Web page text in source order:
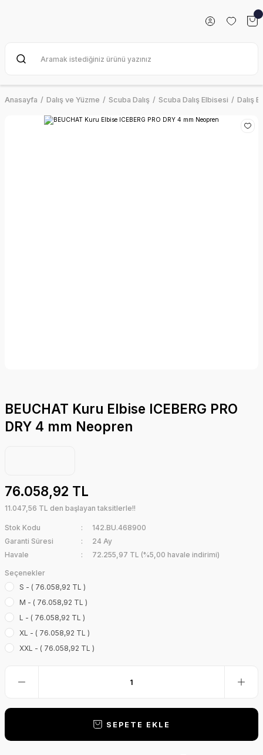
Anasayfa Dalış ve Yüzme Scuba Dalış Scuba Dalış Elbisesi Dalış
BEUCHAT Kuru Elbise ICEBERG PRO
DRY 4 mm Neopren
76.058,92 TL
11.047,56 TL den başlayan taksitlerle!!
Stok Kodu
142.BU.468900
Garanti Süresi
24 Ay
Havale
72.255,97 TL (%5,00 havale indirimi)
Seçenekler
S - ( 76.058,92 TL )
M - ( 76.058,92 TL )
L - ( 76.058,92 TL )
XL - ( 76.058,92 TL )
XXL - ( 76.058,92 TL )
SEPETE EKLE